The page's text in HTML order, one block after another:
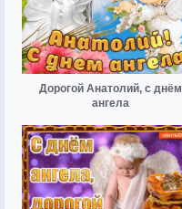
Дорогой Анатолий, с днём
ангела